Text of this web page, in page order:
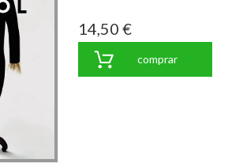
14,50 €
comprar